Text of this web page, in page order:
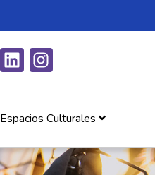
Espacios Culturales